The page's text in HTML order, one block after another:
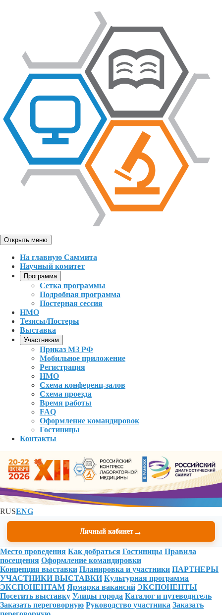
Открыть меню
На главную Саммита
Научный комитет
Программа
Сетка программы
Подробная программа
Постерная сессия
НМО
Тезисы/Постеры
Выставка
Участникам
Приказ МЗ РФ
Мобильное приложение
Регистрация
НМО
Схема конференц-залов
Схема проезда
Время работы
FAQ
Оформление командировок
Гостиницы
Контакты
RUSENG
Личный кабинет →
Место проведения Как добраться Гостиницы Правила
посещения Оформление командировки
Концепция выставки Планировка и участники ПАРТНЕРЫ
УЧАСТНИКИ ВЫСТАВКИ Культурная программа
ЭКСПОНЕНТАМ Ярмарка вакансий ЭКСПОНЕНТЫ
Посетить выставку Улицы города Каталог и путеводитель
Заказать переговорную Руководство участника Заказать